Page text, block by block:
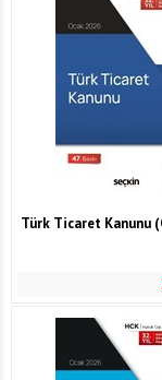
Türk Ticaret Kanunu